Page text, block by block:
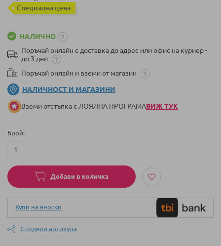
Специална цена
НАЛИЧНО
Поръчай онлайн с доставка до адрес или офис на куриер -
до 3 дни
Поръчай онлайн и вземи от магазин
НАЛИЧНОСТ И МАГАЗИНИ
Вземи отстъпка с ЛОЯЛНА ПРОГРАМАВИЖ ТУК
Брой
Добави в количка
Купи на вноски
Сподели артикула